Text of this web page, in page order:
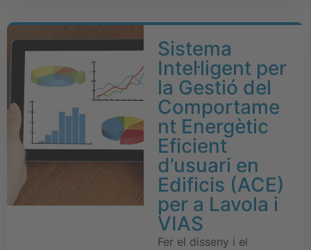
Sistema
Intel·ligent per
la Gestió del
Comportame
nt Energètic
Eficient
d’usuari en
Edificis (ACE)
per a Lavola i
VIAS
Fer el disseny i el